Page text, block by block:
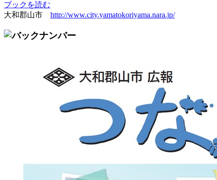
ブックを読む
大和郡山市 http://www.city.yamatokoriyama.nara.jp/